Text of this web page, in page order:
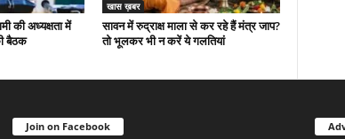
की अध्यक्षता में
बैठक
खास ख़बर
सावन में रुद्राक्ष माला से कर रहे हैं मंत्र जाप?
तो भूलकर भी न करें ये गलतियां
Join on Facebook